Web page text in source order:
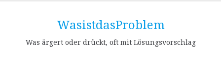
WasistdasProblem
Was ärgert oder drückt, oft mit Lösungsvorschlag